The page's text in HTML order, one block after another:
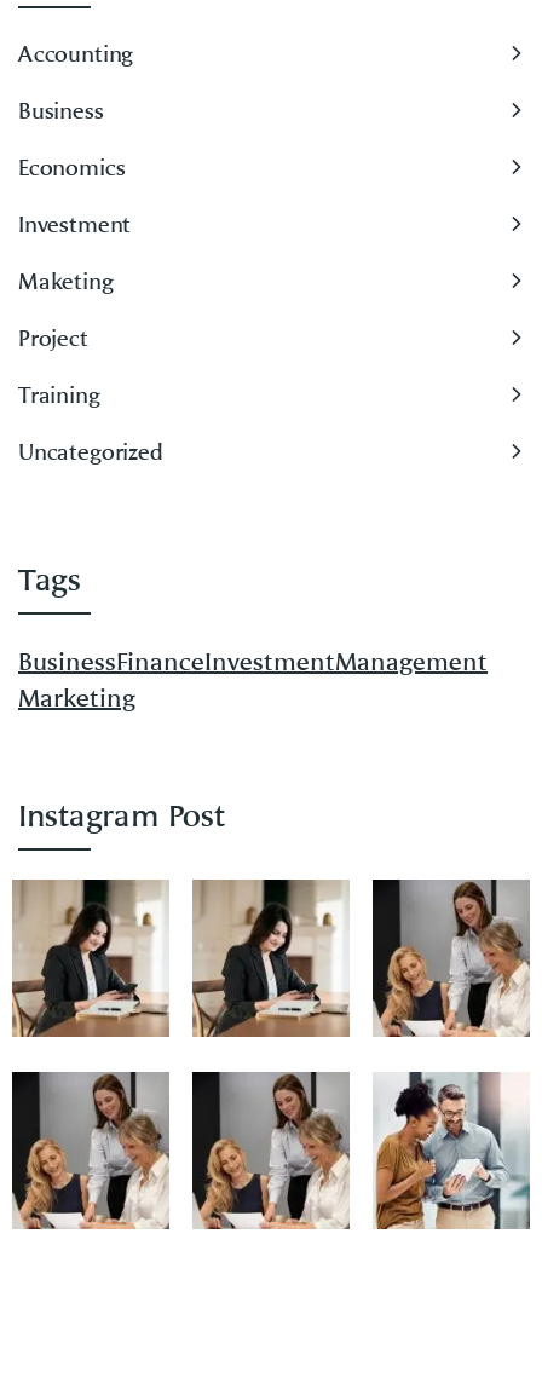
Accounting
Business
Economics
Investment
Maketing
Project
Training
Uncategorized
Tags
BusinessFinanceInvestmentManagement
Marketing
Instagram Post